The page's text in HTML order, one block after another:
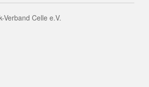
Verband Celle e.V.